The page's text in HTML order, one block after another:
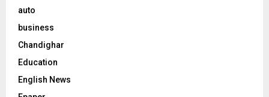
auto
business
Chandighar
Education
English News